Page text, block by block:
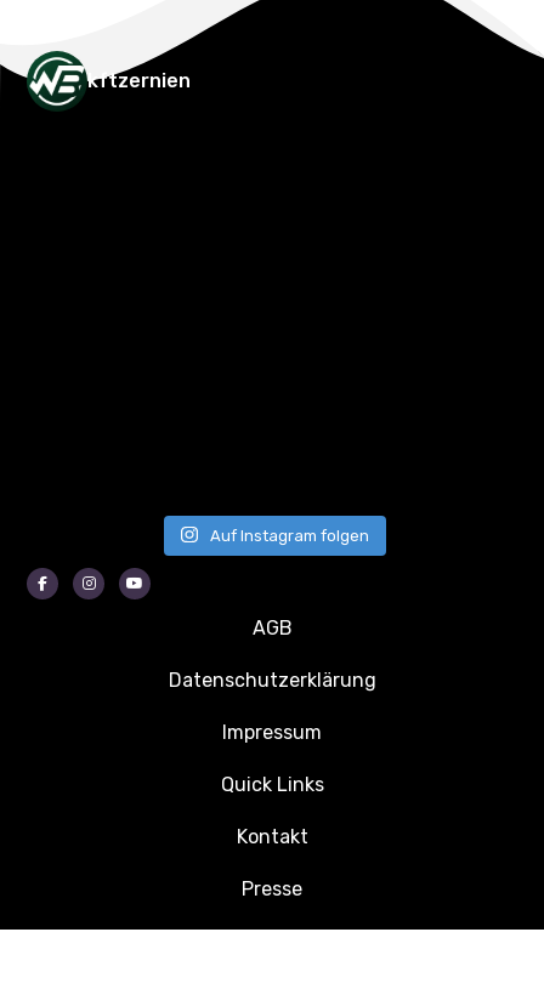
kftzernien
Auf Instagram folgen
FacebookInstagram
AGB
Datenschutzerklärung
Impressum
Quick Links
Kontakt
Presse